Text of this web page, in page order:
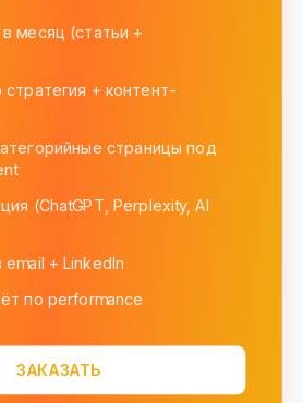
месяц (статьи +
+ контент-
страницы под
(ChatGPT, Perplexity, AI
email + LinkedIn
по performance
ЗАКАЗАТЬ